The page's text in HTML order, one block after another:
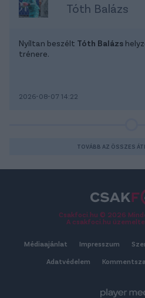
Tóth Balázs
Nyíltan beszélt Tóth Balázs
trénere.
2026-08-07 14:22
TOVÁBB AZ ÖSSZES
Csakfoci.hu © 2026
A csakfoci.hu
Médiaajánlat Impresszum
Adatvédelem